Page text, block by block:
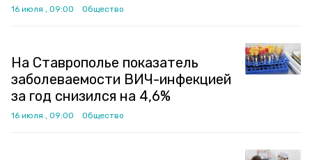
16 июля , 09:00 Общество
На Ставрополье показатель
заболеваемости ВИЧ-инфекцией
за год снизился на 4,6%
16 июля , 09:00 Общество